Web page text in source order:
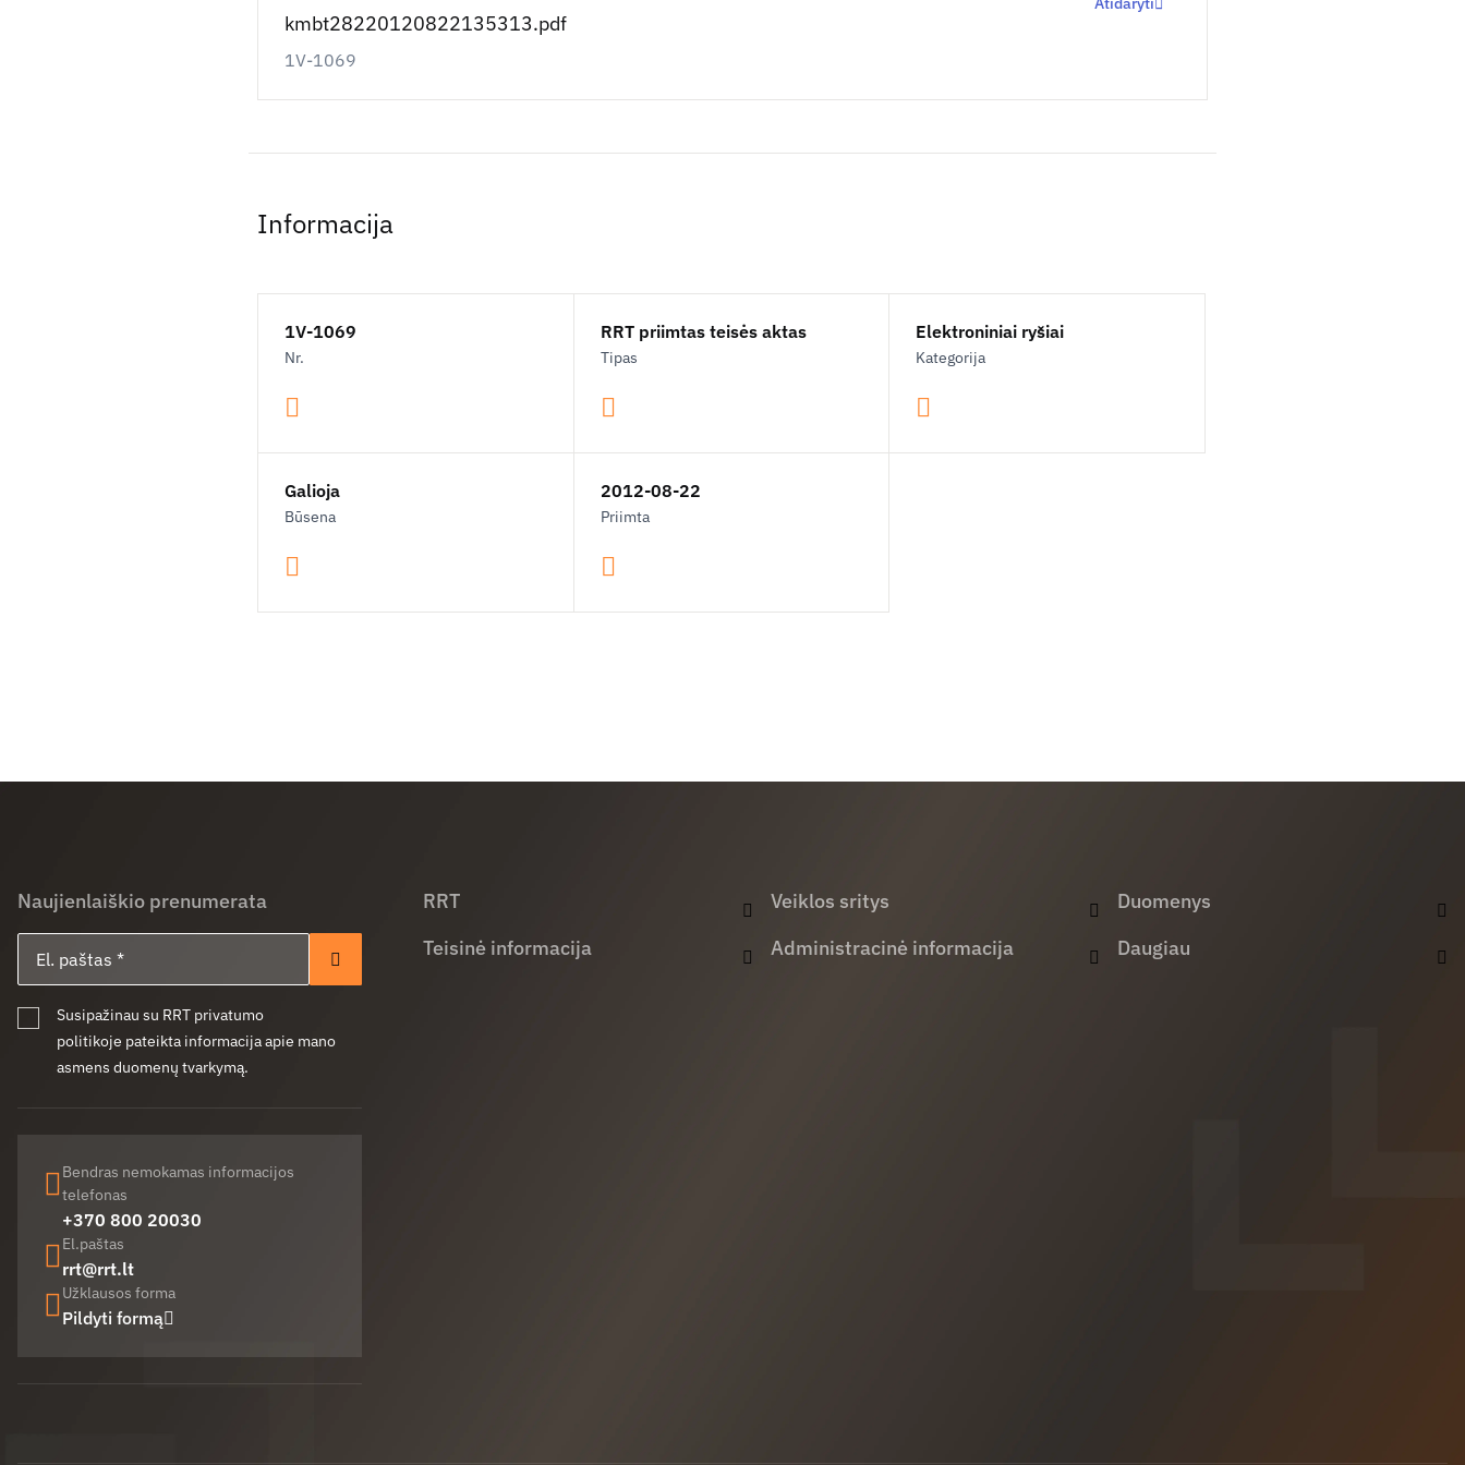
kmbt28220120822135313.pdf
1V-1069
Informacija
1V-1069
Nr.
RRT priimtas teisės aktas
Tipas
Elektroniniai ryšiai
Kategorija
Galioja
Būsena
2012-08-22
Priimta
Naujienlaiškio prenumerata
Prenumeruoti
Susipažinau su RRT privatumo
politikoje pateikta informacija apie mano
asmens duomenų tvarkymą.
Bendras nemokamas informacijos
telefonas
+370 800 20030
El.paštas
rrt@rrt.lt
Užklausos forma
Pildyti formą
RRT
Teisinė informacija
Veiklos sritys
Administracinė informacija
Duomenys
Daugiau